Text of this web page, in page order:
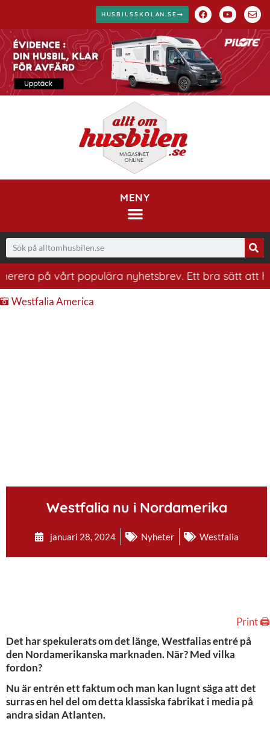
HUSBILSSKOLAN.SE
MENY
på vårt populära nyhetsbrev. Ett bra sätt att ha
Westfalia America
Westfalia nu i Nordamerika
januari 28, 2024 Nyheter Westfalia
Print 🖨
Det har spekulerats om det länge, Westfalias entré på
den Nordamerikanska marknaden. När? Med vilka
fordon?
Nu är entrén ett faktum och man kan lugnt säga att det
surras en hel del om detta klassiska fabrikat i media på
andra sidan Atlanten.